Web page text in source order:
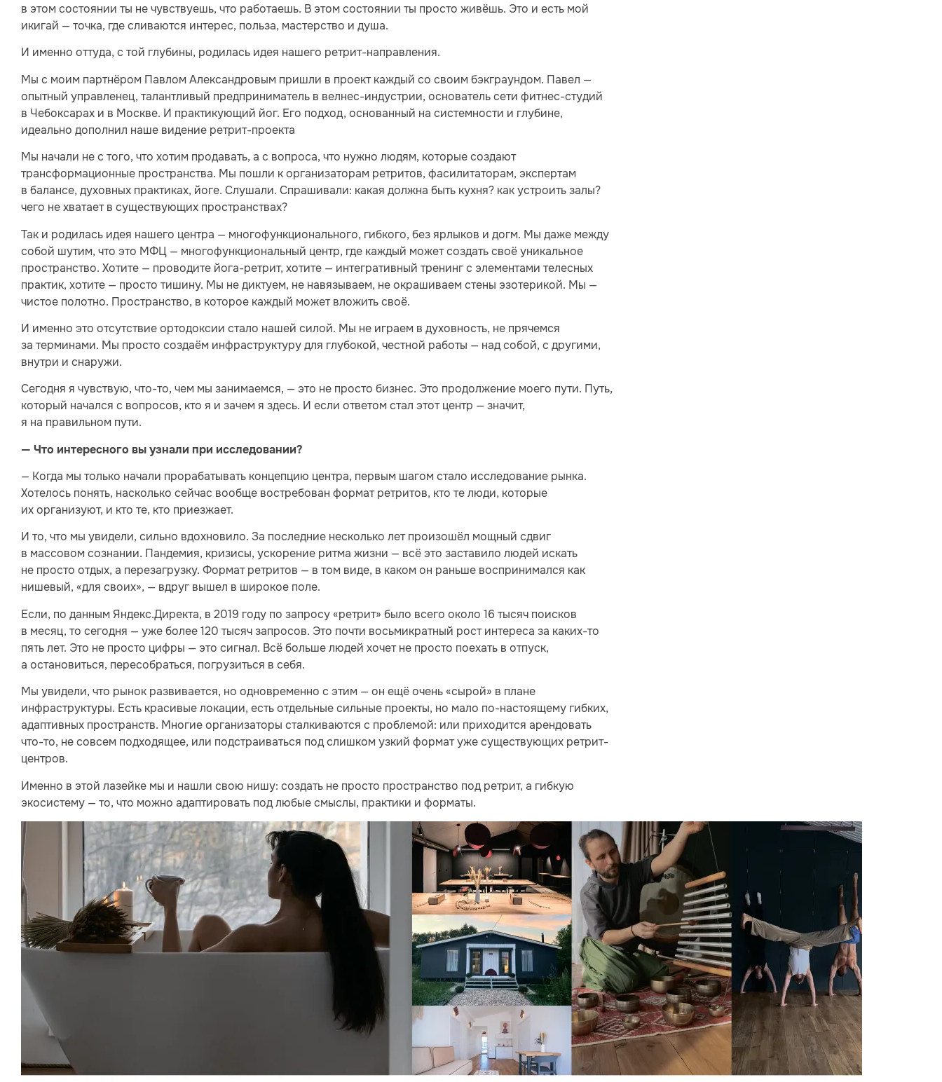
в этом состоянии ты не чувствуешь, что работаешь. В этом состоянии ты просто живёшь. Это и есть мой
икигай — точка, где сливаются интерес, польза, мастерство и душа.
И именно оттуда, с той глубины, родилась идея нашего ретрит-направления.
Мы с моим партнёром Павлом Александровым пришли в проект каждый со своим бэкграундом. Павел —
опытный управленец, талантливый предприниматель в велнес-индустрии, основатель сети фитнес-студий
в Чебоксарах и в Москве. И практикующий йог. Его подход, основанный на системности и глубине,
идеально дополнил наше видение ретрит-проекта
Мы начали не с того, что хотим продавать, а с вопроса, что нужно людям, которые создают
трансформационные пространства. Мы пошли к организаторам ретритов, фасилитаторам, экспертам
в балансе, духовных практиках, йоге. Слушали. Спрашивали: какая должна быть кухня? как устроить залы?
чего не хватает в существующих пространствах?
Так и родилась идея нашего центра — многофункционального, гибкого, без ярлыков и догм. Мы даже между
собой шутим, что это МФЦ — многофункциональный центр, где каждый может создать своё уникальное
пространство. Хотите — проводите йога-ретрит, хотите — интегративный тренинг с элементами телесных
практик, хотите — просто тишину. Мы не диктуем, не навязываем, не окрашиваем стены эзотерикой. Мы —
чистое полотно. Пространство, в которое каждый может вложить своё.
И именно это отсутствие ортодоксии стало нашей силой. Мы не играем в духовность, не прячемся
за терминами. Мы просто создаём инфраструктуру для глубокой, честной работы — над собой, с другими,
внутри и снаружи.
Сегодня я чувствую, что-то, чем мы занимаемся, — это не просто бизнес. Это продолжение моего пути. Путь,
который начался с вопросов, кто я и зачем я здесь. И если ответом стал этот центр — значит,
я на правильном пути.
— Что интересного вы узнали при исследовании?
— Когда мы только начали прорабатывать концепцию центра, первым шагом стало исследование рынка.
Хотелось понять, насколько сейчас вообще востребован формат ретритов, кто те люди, которые
их организуют, и кто те, кто приезжает.
И то, что мы увидели, сильно вдохновило. За последние несколько лет произошёл мощный сдвиг
в массовом сознании. Пандемия, кризисы, ускорение ритма жизни — всё это заставило людей искать
не просто отдых, а перезагрузку. Формат ретритов — в том виде, в каком он раньше воспринимался как
нишевый, «для своих», — вдруг вышел в широкое поле.
Если, по данным Яндекс.Директа, в 2019 году по запросу «ретрит» было всего около 16 тысяч поисков
в месяц, то сегодня — уже более 120 тысяч запросов. Это почти восьмикратный рост интереса за каких-то
пять лет. Это не просто цифры — это сигнал. Всё больше людей хочет не просто поехать в отпуск,
а остановиться, пересобраться, погрузиться в себя.
Мы увидели, что рынок развивается, но одновременно с этим — он ещё очень «сырой» в плане
инфраструктуры. Есть красивые локации, есть отдельные сильные проекты, но мало по-настоящему гибких,
адаптивных пространств. Многие организаторы сталкиваются с проблемой: или приходится арендовать
что-то, не совсем подходящее, или подстраиваться под слишком узкий формат уже существующих ретрит-
центров.
Именно в этой лазейке мы и нашли свою нишу: создать не просто пространство под ретрит, а гибкую
экосистему — то, что можно адаптировать под любые смыслы, практики и форматы.